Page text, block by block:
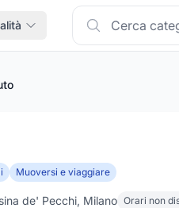
Muoversi e viaggiare
de' Pecchi, Milano Orari non